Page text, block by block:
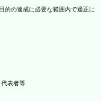
的の達成に必要な範囲内で適正に
表者等